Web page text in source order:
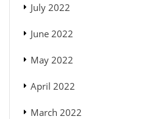
July 2022
June 2022
May 2022
April 2022
March 2022